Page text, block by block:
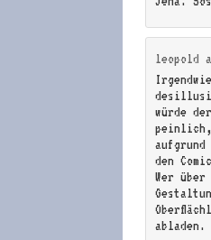
leopold
würde
peinlich,
den
Wer
abladen.